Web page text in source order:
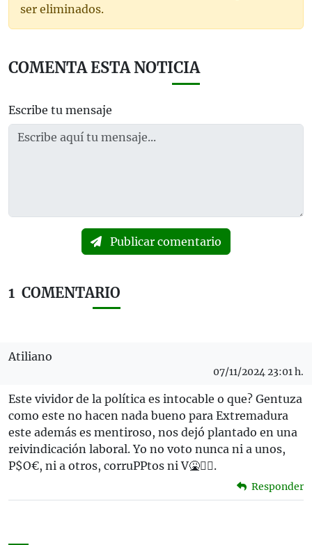
ser eliminados.
COMENTA ESTA NOTICIA
Escribe tu mensaje
Publicar comentario
1 COMENTARIO
Atiliano
07/11/2024 23:01 h.
Este vividor de la política es intocable o que? Gentuza
como este no hacen nada bueno para Extremadura
este además es mentiroso, nos dejó plantado en una
reivindicación laboral. Yo no voto nunca ni a unos,
P$O€, ni a otros, corruPPtos ni V🤮🏴‍☠️.
Responder